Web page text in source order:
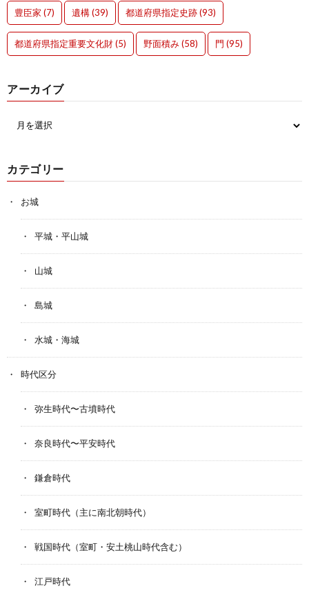
豊臣家 (7) 遺構(39) 都道府県指定史跡(93)
都道府県指定重要文化財(5) 野面積み(58) 門 (95)
アーカイブ
カテゴリー
お城
平城・平山城
山城
島城
水城・海城
時代区分
弥生時代〜古墳時代
奈良時代〜平安時代
鎌倉時代
室町時代（主に南北朝時代）
戦国時代（室町・安土桃山時代含む）
江戸時代